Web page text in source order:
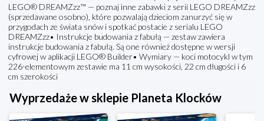
LEGO® DREAMZzz™ — poznaj inne zabawki z serii LEGO DREAMZzz
(sprzedawane osobno), które pozwalają dzieciom zanurzyć się w
przygodach ze świata snów i spotkać postacie z serialu LEGO
DREAMZzz• Instrukcje budowania z fabułą — zestaw zawiera
instrukcje budowania z fabułą. Są one również dostępne w wersji
cyfrowej w aplikacji LEGO® Builder• Wymiary — koci motocykl w tym
226-elementowym zestawie ma 11 cm wysokości, 22 cm długości i 6
cm szerokości
Wyprzedaże w sklepie Planeta Klocków